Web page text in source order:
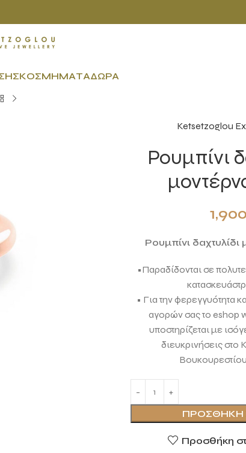
ΚΟΣΜΉΜΑΤΑΔΏΡΑ
Ketsetzoglou
Ρουμπίνι
Ρουμπίνι
•Παραδίδονται σε
• Για την φερεγγυότητα
αγορών σας το eshop
υποστηρίζεται με
διευκρινήσεις
ΠΡΟΣΘΉΚΗ
Προσθήκη